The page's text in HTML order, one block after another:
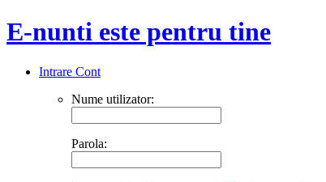
E-nunti este pentru tine
Intrare Cont
Nume utilizator:
Parola: